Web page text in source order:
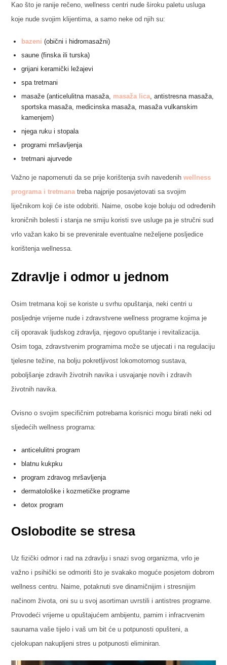
Kao što je ranije rečeno, wellness centri nude široku paletu usluga
koje nude svojim klijentima, a samo neke od njih su:
bazeni (obični i hidromasažni)
saune (finska ili turska)
grijani keramički ležajevi
spa tretmani
masaže (anticelulitna masaža, masaža lica, antistresna masaža,
sportska masaža, medicinska masaža, masaža vulkanskim
kamenjem)
njega ruku i stopala
programi mršavljenja
tretmani ajurvede
Važno je napomenuti da se prije korištenja svih navedenih wellness
programa i tretmanatreba najprije posavjetovati sa svojim
liječnikom koji će iste odobriti. Naime, osobe koje boluju od određenih
kroničnih bolesti i stanja ne smiju koristi sve usluge pa je stručni sud
vrlo važan kako bi se prevenirale eventualne neželjene posljedice
korištenja wellnessa.
Zdravlje i odmor u jednom
Osim tretmana koji se koriste u svrhu opuštanja, neki centri u
posljednje vrijeme nude i zdravstvene wellness programe kojima je
cilj oporavak ljudskog zdravlja, njegovo opuštanje i revitalizacija.
Osim toga, zdravstvenim programima može se utjecati i na regulaciju
tjelesne težine, na bolju pokretljivost lokomotornog sustava,
poboljšanje zdravih životnih navika i usvajanje novih i zdravih
životnih navika.
Ovisno o svojim specifičnim potrebama korisnici mogu birati neki od
sljedećih wellness programa:
anticelulitni program
blatnu kukpku
program zdravog mršavljenja
dermatološke i kozmetičke programe
detox program
Oslobodite se stresa
Uz fizički odmor i rad na zdravlju i snazi svog organizma, vrlo je
važno i psihički se odmoriti što je svakako moguće posjetom dobrom
wellness centru. Naime, potaknuti sve dinamičnijim i stresnijim
načinom života, oni su u svoj asortiman uvrstili i antistres programe.
Provodeći vrijeme u opuštajućem ambijentu, parnim i infracrvenim
saunama vaše tijelo i vaš um bit će u potpunosti opušteni, a
cjelokupan nakupljeni stres u potpunosti eliminiran.